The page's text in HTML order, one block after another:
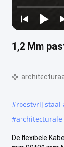
1,2 Mm
#roestvrij staal
#
De flexibele